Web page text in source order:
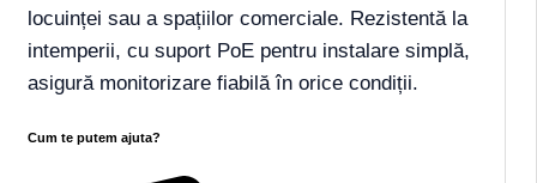
locuinței sau a spațiilor comerciale. Rezistentă la
intemperii, cu suport PoE pentru instalare simplă,
asigură monitorizare fiabilă în orice condiții.
Cum te putem ajuta?